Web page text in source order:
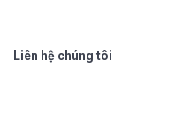
Liên hệ chúng tôi